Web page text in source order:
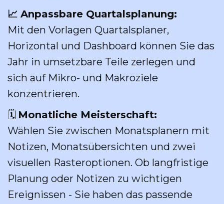
📈 Anpassbare Quartalsplanung:
Mit den Vorlagen Quartalsplaner,
Horizontal und Dashboard können Sie das
Jahr in umsetzbare Teile zerlegen und
sich auf Mikro- und Makroziele
konzentrieren.
🗓 Monatliche Meisterschaft:
Wählen Sie zwischen Monatsplanern mit
Notizen, Monatsübersichten und zwei
visuellen Rasteroptionen. Ob langfristige
Planung oder Notizen zu wichtigen
Ereignissen - Sie haben das passende